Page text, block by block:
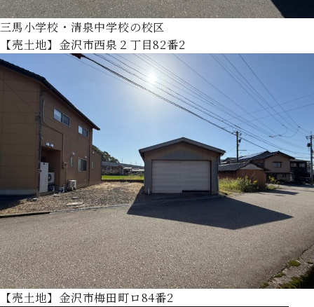
三馬小学校・清泉中学校の校区
【売土地】金沢市西泉２丁目82番2
【売土地】金沢市梅田町ロ84番2